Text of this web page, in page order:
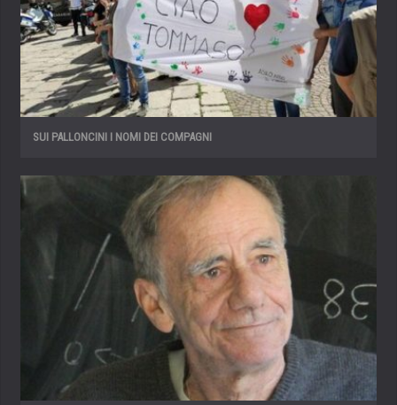
SUI PALLONCINI I NOMI DEI COMPAGNI